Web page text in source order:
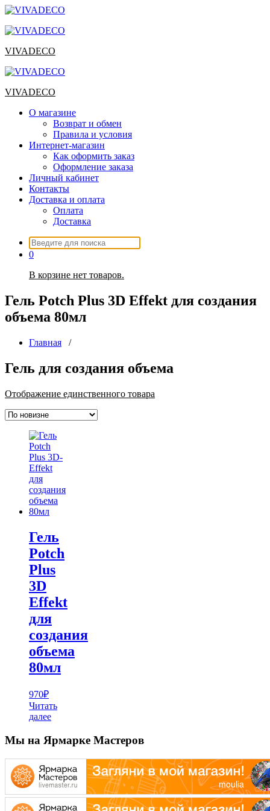
Перейти
содержимому
VIVADECO
VIVADECO
О магазине
Возврат и обмен
Правила и условия
Интернет-магазин
Как оформить заказ
Оформление заказа
Личный кабинет
Контакты
Доставка и оплата
Оплата
Доставка
Искать:
0
В корзине нет товаров.
Гель Potch Plus 3D Effekt для создания
объема 80мл
Главная /
Гель для создания объема
Отображение единственного товара
Гель
Potch
Plus
3D
Effekt
для
создания
объема
80мл
970₽
Читать
далее
Мы на Ярмарке Мастеров